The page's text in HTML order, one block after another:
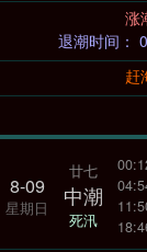
赶
8-09
星期日
廿七
中潮
死汛